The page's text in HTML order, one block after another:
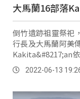
大馬蘭16部落
倒竹遺跡祖靈祭祀
行長及大馬蘭阿美
Kakita&#8217;an
靈及集體供祭等儀
2022-06-13